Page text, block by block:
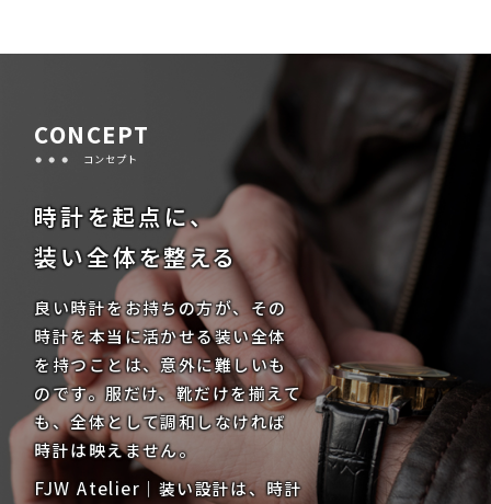
CONCEPT
コンセプト
時計を起点に、
装い全体を整える
良い時計をお持ちの方が、その
時計を本当に活かせる装い全体
を持つことは、意外に難しいも
のです。服だけ、靴だけを揃えて
も、全体として調和しなければ
時計は映えません。
FJW Atelier ｜装い設計は、時計